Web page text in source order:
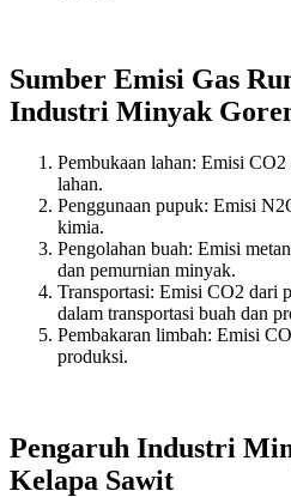
Sumber Emisi Gas
Industri Minyak
Pembukaan lahan: Emisi
lahan.
Penggunaan pupuk: Emisi
kimia.
Pengolahan buah: Emisi
dan pemurnian minyak.
Transportasi: Emisi CO2 dari
dalam transportasi buah dan
Pembakaran limbah: Emisi
produksi.
Pengaruh Industri
Kelapa Sawit